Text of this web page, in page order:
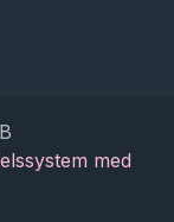
med